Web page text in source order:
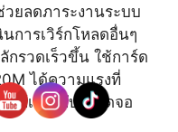
ยลดภาระงานระบบ
การเวิร์กโหลดอื่นๆ
กรวดเร็วขึ้น ใช้การ์ด
ได้ความแรงที่
ล้เคียงกับการ์ดจอ